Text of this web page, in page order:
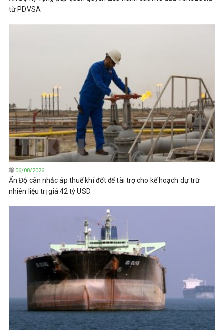
từ PDVSA
06/08/2026
Ấn Độ cân nhắc áp thuế khí đốt để tài trợ cho kế hoạch dự trữ
nhiên liệu trị giá 42 tỷ USD